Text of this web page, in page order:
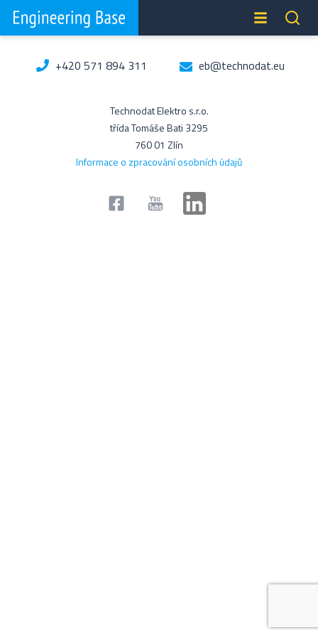
+420 571 894 311 eb@technodat.eu
Technodat Elektro s.r.o.
třída Tomáše Bati 3295
760 01 Zlín
Informace o zpracování osobních údajů